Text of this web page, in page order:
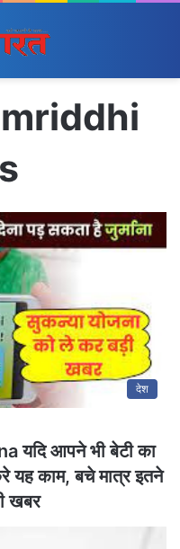
देश
यदि आपने भी बेटी का
यह काम, बचे मात्र इतने
खबर